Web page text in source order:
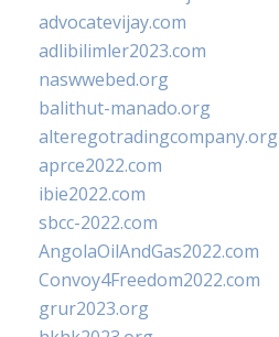
advocatevijay.com
adlibilimler2023.com
naswwebed.org
balithut-manado.org
alteregotradingcompany.org
aprce2022.com
ibie2022.com
sbcc-2022.com
AngolaOilAndGas2022.com
Convoy4Freedom2022.com
grur2023.org